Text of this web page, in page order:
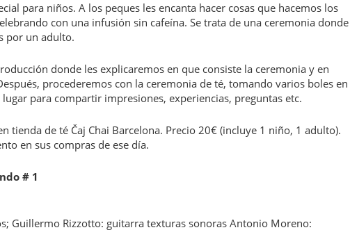
para niños. A los peques les encanta hacer cosas que hacemos los
con una infusión sin cafeína. Se trata de una ceremonia donde
por un adulto.
donde les explicaremos en que consiste la ceremonia y en
procederemos con la ceremonia de té, tomando varios boles en
para compartir impresiones, experiencias, preguntas etc.
tienda de té Čaj Chai Barcelona. Precio 20€ (incluye 1 niño, 1 adulto).
en sus compras de ese día.
# 1
Guillermo Rizzotto: guitarra texturas sonoras Antonio Moreno: